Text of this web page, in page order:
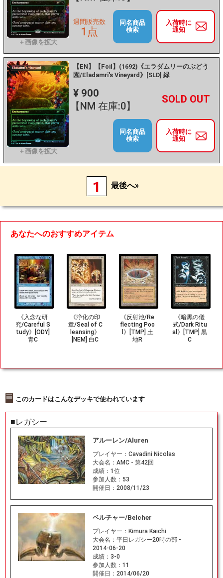
入荷時に
通知
週間販売数
1点
同名商品
検索
【EN】【Foil】(1692)《エラダムリーのぶどう
園/Eladamri's Vineyard》[SLD] 緑
¥ 900
【NM 在庫:0】
－ +
入荷時に
通知
同名商品
検索
1 最後へ»
あなたへのおすすめアイテム
《入念な研
究/Careful S
tudy》[ODY]
青C
《浄化の印
章/Seal of C
leansing》
[NEM] 白C
《反射池/Re
flecting Poo
l》[TMP] 土
地R
《暗黒の儀
式/Dark Ritu
al》[TMP] 黒
C
このカードはこんなデッキで使われています
■レガシー
アルーレン/Aluren
プレイヤー： Cavadini Nicolas
大会名： AMC - 第42回
成績： 1位
参加人数： 53
開催日： 2008/11/23
ベルチャー/Belcher
プレイヤー： Kimura Kaichi
大会名： 平日レガシー20時の部 -
2014-06-20
成績： 3-0
参加人数： 11
開催日： 2014/06/20